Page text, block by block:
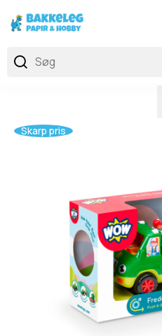
Skarp pris